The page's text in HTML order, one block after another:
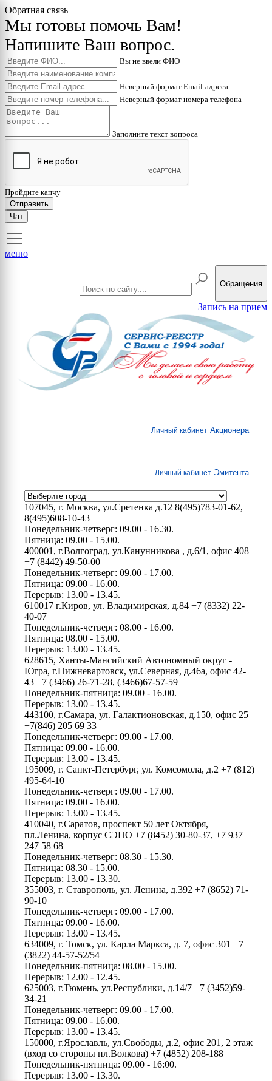
Обратная связь
Мы готовы помочь Вам!
Напишите Ваш вопрос.
Вы не ввели ФИО
Неверный формат Email-адреса.
Неверный формат номера телефона
Заполните текст вопроса
Пройдите капчу
Отправить
Чат
меню
Обращения
Запись на прием
Личный кабинет Акционера
Личный кабинет Эмитента
107045, г. Москва, ул.Сретенка д.12 8(495)783-01-62,
8(495)608-10-43
Понедельник-четверг: 09.00 - 16.30.
Пятница: 09.00 - 15.00.
400001, г.Волгоград, ул.Канунникова , д.6/1, офис 408
+7 (8442) 49-50-00
Понедельник-четверг: 09.00 - 17.00.
Пятница: 09.00 - 16.00.
Перерыв: 13.00 - 13.45.
610017 г.Киров, ул. Владимирская, д.84 +7 (8332) 22-
40-07
Понедельник-четверг: 08.00 - 16.00.
Пятница: 08.00 - 15.00.
Перерыв: 13.00 - 13.45.
628615, Ханты-Мансийский Автономный округ -
Югра, г.Нижневартовск, ул.Северная, д.46а, офис 42-
43 +7 (3466) 26-71-28, (3466)67-57-59
Понедельник-пятница: 09.00 - 16.00.
Перерыв: 13.00 - 13.45.
443100, г.Самара, ул. Галактионовская, д.150, офис 25
+7(846) 205 69 33
Понедельник-четверг: 09.00 - 17.00.
Пятница: 09.00 - 16.00.
Перерыв: 13.00 - 13.45.
195009, г. Санкт-Петербург, ул. Комсомола, д.2 +7 (812)
495-64-10
Понедельник-четверг: 09.00 - 17.00.
Пятница: 09.00 - 16.00.
Перерыв: 13.00 - 13.45.
410040, г.Саратов, проспект 50 лет Октября,
пл.Ленина, корпус СЭПО +7 (8452) 30-80-37, +7 937
247 58 68
Понедельник-четверг: 08.30 - 15.30.
Пятница: 08.30 - 15.00.
Перерыв: 13.00 - 13.30.
355003, г. Ставрополь, ул. Ленина, д.392 +7 (8652) 71-
90-10
Понедельник-четверг: 09.00 - 17.00.
Пятница: 09.00 - 16.00.
Перерыв: 13.00 - 13.45.
634009, г. Томск, ул. Карла Маркса, д. 7, офис 301 +7
(3822) 44-57-52/54
Понедельник-пятница: 08.00 - 15.00.
Перерыв: 12.00 - 12.45.
625003, г.Тюмень, ул.Республики, д.14/7 +7 (3452)59-
34-21
Понедельник-четверг: 09.00 - 17.00.
Пятница: 09.00 - 16.00.
Перерыв: 13.00 - 13.45.
150000, г.Ярославль, ул.Свободы, д.2, офис 201, 2 этаж
(вход со стороны пл.Волкова) +7 (4852) 208-188
Понедельник-пятница: 09.00 - 16:00.
Перерыв: 13.00 - 13.30.